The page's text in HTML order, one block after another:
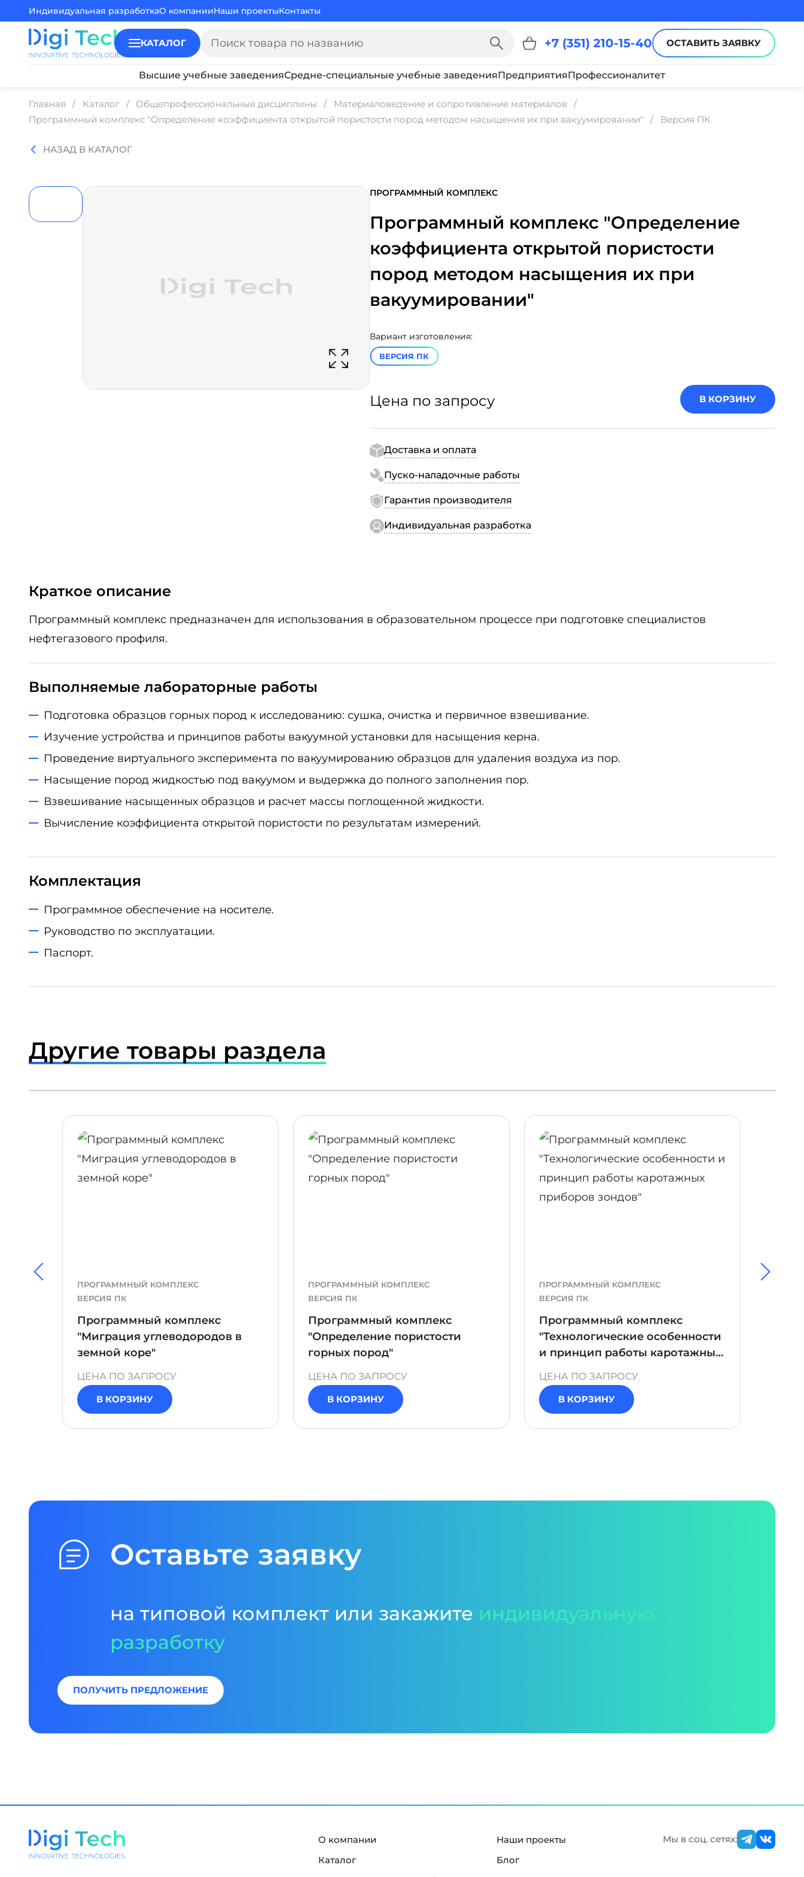
Индивидуальная разработкаО компанииНаши проектыКонтакты
КАТАЛОГ +7 (351) 210-15-40 ОСТАВИТЬ ЗАЯВКУ
Высшие учебные заведенияСредне-специальные учебные заведенияПредприятияПрофессионалитет
Главная Каталог Общепрофессиональные дисциплины
Материаловедение и сопротивление материалов
Программный комплекс "Определение коэффициента открытой пористости пород методом насыщения их при вакуумировании"
Версия ПК
НАЗАД В КАТАЛОГ
ПРОГРАММНЫЙ КОМПЛЕКС
Программный комплекс "Определение
коэффициента открытой пористости
пород методом насыщения их при
вакуумировании"
Вариант изготовления:
ВЕРСИЯ ПК
Цена по запросу В КОРЗИНУ
Доставка и оплата
Пуско-наладочные работы
Гарантия производителя
Индивидуальная разработка
Краткое описание
Программный комплекс предназначен для использования в образовательном процессе при подготовке специалистов
нефтегазового профиля.
Выполняемые лабораторные работы
Подготовка образцов горных пород к исследованию: сушка, очистка и первичное взвешивание.
Изучение устройства и принципов работы вакуумной установки для насыщения керна.
Проведение виртуального эксперимента по вакуумированию образцов для удаления воздуха из пор.
Насыщение пород жидкостью под вакуумом и выдержка до полного заполнения пор.
Взвешивание насыщенных образцов и расчет массы поглощенной жидкости.
Вычисление коэффициента открытой пористости по результатам измерений.
Комплектация
Программное обеспечение на носителе.
Руководство по эксплуатации.
Паспорт.
Другие товары раздела
ПРОГРАММНЫЙ КОМПЛЕКС
ВЕРСИЯ ПК
Программный комплекс
"Миграция углеводородов в
земной коре"
ЦЕНА ПО ЗАПРОСУ
В КОРЗИНУ
ПОДРОБНЕЕ
ПРОГРАММНЫЙ КОМПЛЕКС
ВЕРСИЯ ПК
Программный комплекс
"Определение пористости
горных пород"
ЦЕНА ПО ЗАПРОСУ
В КОРЗИНУ
ПОДРОБНЕЕ
ПРОГРАММНЫЙ КОМПЛЕКС
ВЕРСИЯ ПК
Программный комплекс
"Технологические особенности
и принцип работы каротажных
ЦЕНА ПО ЗАПРОСУ
В КОРЗИНУ
ПОДРОБНЕЕ
Оставьте заявку
на типовой комплект или закажите индивидуальную
разработку
ПОЛУЧИТЬ ПРЕДЛОЖЕНИЕ
О компании
Наши проекты
Каталог
Блог
Мы в соц. сетях: